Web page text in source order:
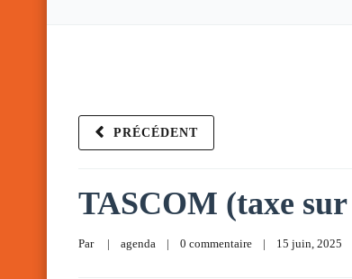
PRÉCÉDENT
TASCOM (taxe sur
Par | agenda | 0 commentaire | 15 juin, 2025